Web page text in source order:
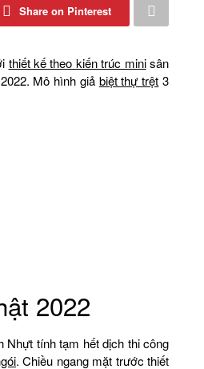
Share on Pinterest
thiết kế theo kiến trúc minisân
Mô hình giả biệt thự trệt 3
2022
Nhựt tính tạm hết dịch thi công
. Chiều ngang mặt trước thiết